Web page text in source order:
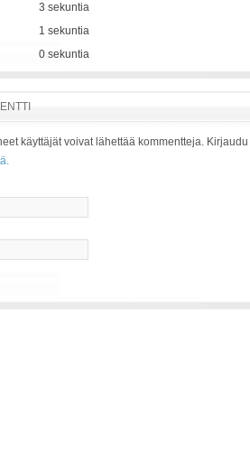
3 sekuntia
1 sekuntia
0 sekuntia
käyttäjät voivat lähettää kommentteja.